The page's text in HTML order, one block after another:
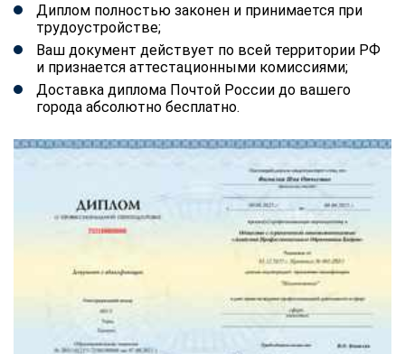
Диплом полностью законен и принимается при
трудоустройстве;
Ваш документ действует по всей территории РФ
и признается аттестационными комиссиями;
Доставка диплома Почтой России до вашего
города абсолютно бесплатно.